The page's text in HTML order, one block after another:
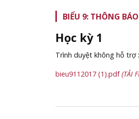
BIỂU 9: THÔNG
Học kỳ 1
Trình duyệt không hỗ trợ
bieu9112017 (1).pdf(TẢI